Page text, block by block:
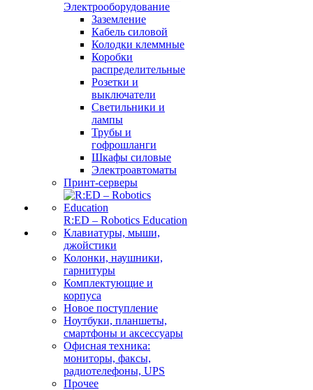
Электрооборудование
Заземление
Кабель силовой
Колодки клеммные
Коробки
распределительные
Розетки и
выключатели
Светильники и
лампы
Трубы и
гофрошланги
Шкафы силовые
Электроавтоматы
Принт-серверы
R:ED – Robotics Education
Клавиатуры, мыши,
джойстики
Колонки, наушники,
гарнитуры
Комплектующие и
корпуса
Новое поступление
Ноутбуки, планшеты,
смартфоны и аксессуары
Офисная техника:
мониторы, факсы,
радиотелефоны, UPS
Прочее